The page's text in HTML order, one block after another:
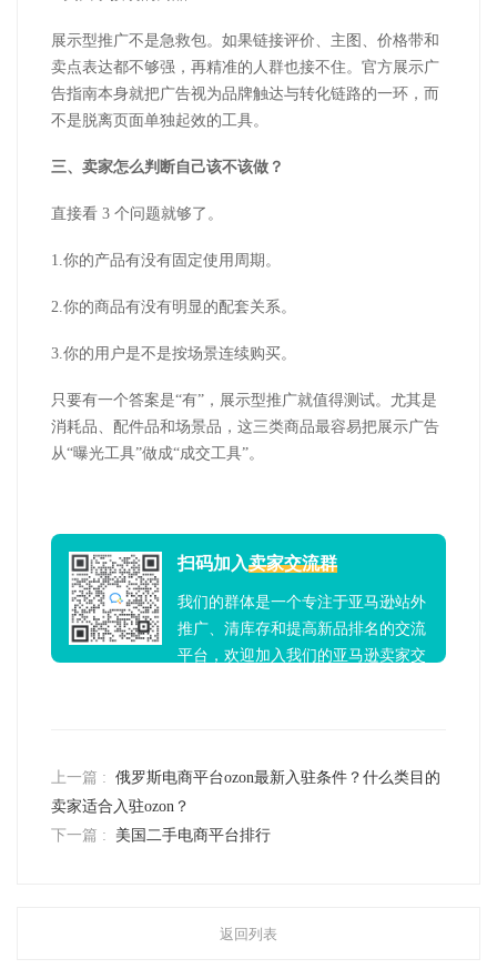
展示型推广不是急救包。如果链接评价、主图、价格带和
卖点表达都不够强，再精准的人群也接不住。官方展示广
告指南本身就把广告视为品牌触达与转化链路的一环，而
不是脱离页面单独起效的工具。
三、卖家怎么判断自己该不该做？
直接看 3 个问题就够了。
1. 你的产品有没有固定使用周期。
2. 你的商品有没有明显的配套关系。
3. 你的用户是不是按场景连续购买。
只要有一个答案是“有”，展示型推广就值得测试。尤其是
消耗品、配件品和场景品，这三类商品最容易把展示广告
从“曝光工具”做成“成交工具”。
扫码加入卖家交流群
我们的群体是一个专注于亚马逊站外
推广、清库存和提高新品排名的交流
平台，欢迎加入我们的亚马逊卖家交
上一篇 : 俄罗斯电商平台ozon最新入驻条件？什么类目的
卖家适合入驻ozon？
下一篇 :
美国二手电商平台排行
返回列表